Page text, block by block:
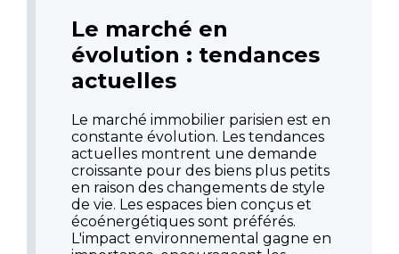
Le marché en
évolution : tendances
actuelles
Le marché immobilier parisien est en
constante évolution. Les tendances
actuelles montrent une demande
croissante pour des biens plus petits
en raison des changements de style
de vie. Les espaces bien conçus et
écoénergétiques sont préférés.
L'impact environnemental gagne en